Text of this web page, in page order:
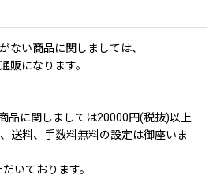
ない商品に関しましては、
販になります。
品に関しましては20000円(税抜)以上
送料、手数料無料の設定は御座いま
いております。